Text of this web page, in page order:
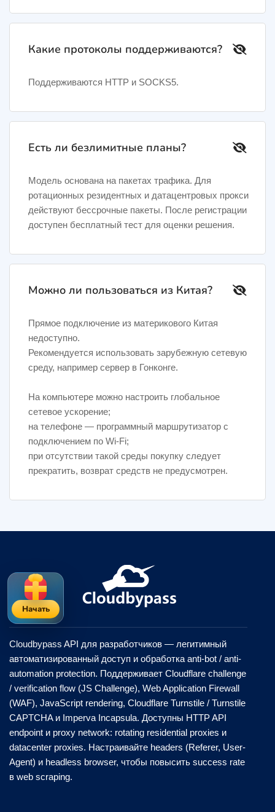
Какие протоколы поддерживаются?
Поддерживаются HTTP и SOCKS5.
Есть ли безлимитные планы?
Модель основана на пакетах трафика. Для
ротационных резидентных и датацентровых прокси
действуют бессрочные пакеты. После регистрации
доступен бесплатный тест для оценки решения.
Можно ли пользоваться из Китая?
Прямое подключение из материкового Китая
недоступно.
Рекомендуется использовать зарубежную сетевую
среду, например сервер в Гонконге.
На компьютере можно настроить глобальное
сетевое ускорение;
на телефоне — программный маршрутизатор с
подключением по Wi-Fi;
при отсутствии такой среды покупку следует
прекратить, возврат средств не предусмотрен.
Cloudbypass API для разработчиков — легитимный
автоматизированный доступ и обработка anti-bot / anti-
automation protection. Поддерживает Cloudflare challenge
/ verification flow (JS Challenge), Web Application Firewall
(WAF), JavaScript rendering, Cloudflare Turnstile / Turnstile
CAPTCHA и Imperva Incapsula. Доступны HTTP API
endpoint и proxy network: rotating residential proxies и
datacenter proxies. Настраивайте headers (Referer, User-
Agent) и headless browser, чтобы повысить success rate
в web scraping.
Начать